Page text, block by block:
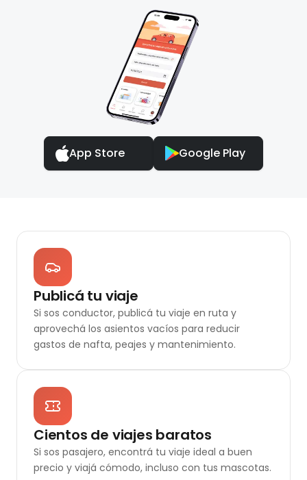
App Store Google Play
Publicá tu viaje
Si sos conductor, publicá tu viaje en ruta y
aprovechá los asientos vacíos para reducir
gastos de nafta, peajes y mantenimiento.
Cientos de viajes baratos
Si sos pasajero, encontrá tu viaje ideal a buen
precio y viajá cómodo, incluso con tus mascotas.